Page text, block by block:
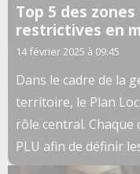
Top 5 des
restrictives en
14 février 2025 à 09:45
Dans le cadre de la
territoire, le Plan
rôle central.
PLU afin de définir